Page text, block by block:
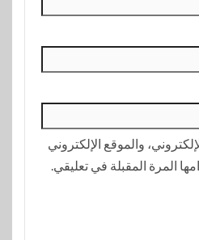
والموقع الإلكتروني
المرة المقبلة في تعليقي.